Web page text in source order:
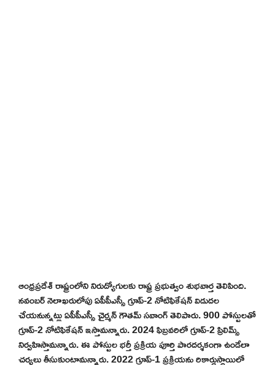
ఆంధ్రప్రదేశ్ రాష్ట్రంలోని నిరుద్యోగులకు రాష్ట్ర ప్రభుత్వం శుభవార్త తెలిపింది.
నవంబర్ నెలాఖరులోపు ఏపీపీఎస్సీ గ్రూప్-2 నోటిఫికేషన్ విడుదల
చేయనున్నట్లు ఏపీపీఎస్సీ చైర్మన్ గౌతమ్ సవాంగ్ తెలిపారు. 900 పోస్టులతో
గ్రూప్-2 నోటిఫికేషన్ ఇస్తామన్నారు. 2024 ఫిబ్రవరిలో గ్రూప్-2 ప్రిలిమ్స్
నిర్వహిస్తామన్నారు. ఈ పోస్టుల భర్తీ ప్రక్రియ పూర్తి పారదర్శకంగా ఉండేలా
చర్యలు తీసుకుంటామన్నారు. 2022 గ్రూప్-1 ప్రక్రియను రికార్డుస్థాయిలో